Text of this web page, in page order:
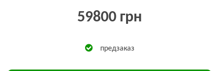
59800 грн
предзаказ